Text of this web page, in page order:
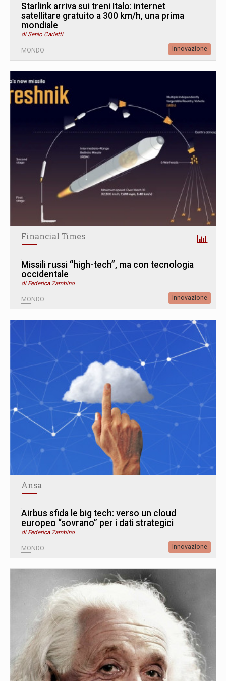
Starlink arriva sui treni Italo: internet
satellitare gratuito a 300 km/h, una prima
mondiale
di Senio Carletti
MONDO Innovazione
Financial Times
Missili russi “high-tech”, ma con tecnologia
occidentale
di Federica Zambino
MONDO Innovazione
Ansa
Airbus sfida le big tech: verso un cloud
europeo “sovrano” per i dati strategici
di Federica Zambino
MONDO Innovazione